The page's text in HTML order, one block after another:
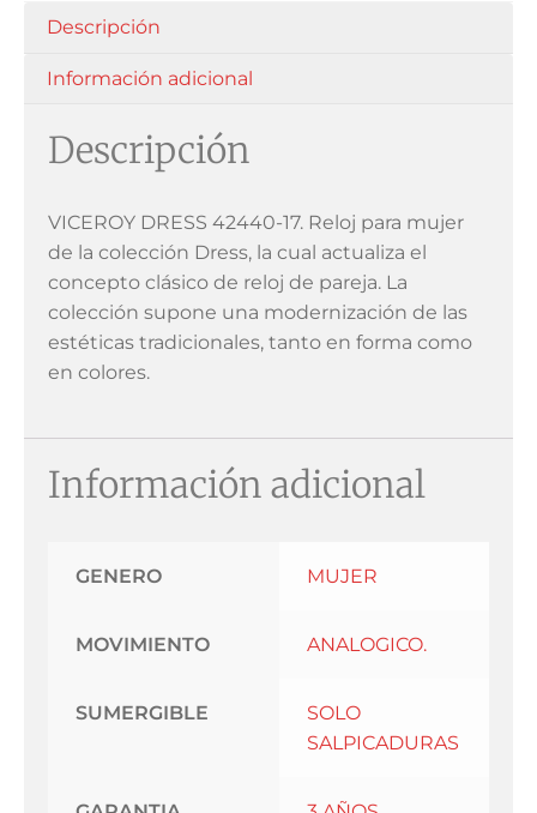
Descripción
Información adicional
Descripción
VICEROY DRESS 42440-17. Reloj para mujer
de la colección Dress, la cual actualiza el
concepto clásico de reloj de pareja. La
colección supone una modernización de las
estéticas tradicionales, tanto en forma como
en colores.
Información adicional
GENERO MUJER
MOVIMIENTO ANALOGICO.
SUMERGIBLE
SOLO
SALPICADURAS